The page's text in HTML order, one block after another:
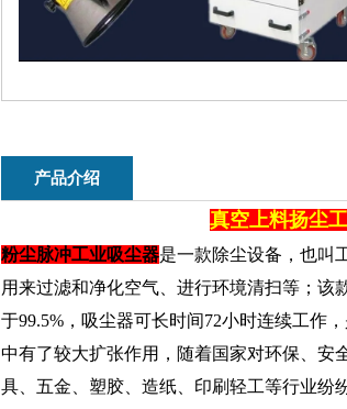
产品介绍
真空上料扬尘
粉尘脉冲工业吸尘器是一款除尘设备，也叫
用来过滤和净化空气、进行环境清扫等；该
于99.5%，吸尘器可长时间72小时连续工作
中有了较大扩张作用，随着国家对环保、安
具、五金、塑胶、造纸、印刷轻工等行业纷